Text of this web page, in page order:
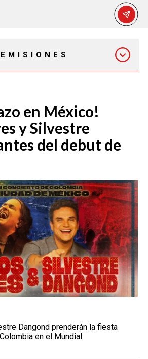
EMISIONES
EMISIÓN 7:00 PM
en México!
y Silvestre
del debut de
Dangond prenderán la fiesta
en el Mundial.